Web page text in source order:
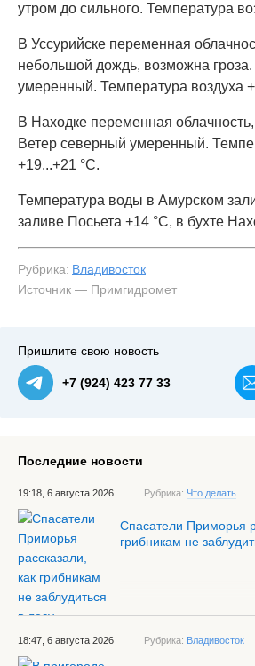
утром до сильного. Температура
В Уссурийске переменная
небольшой дождь, возможна
умеренный. Температура воздуха
В Находке переменная
Ветер северный умеренный.
+19...+21 °C.
Температура воды в Амурском
заливе Посьета +14 °C, в бухте
Рубрика: Владивосток
Источник — Примгидромет
Пришлите свою новость
+7 (924) 423 77 33
Последние новости
19:18, 6 августа 2026 Рубрика: Что делать
Спасатели Приморья
грибникам не
18:47, 6 августа 2026 Рубрика: Владивосток